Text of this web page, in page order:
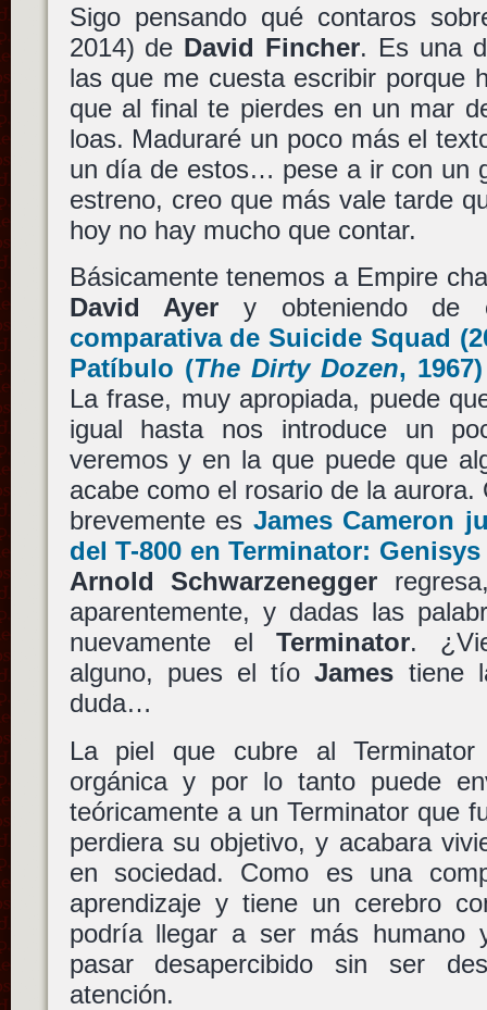
Sigo pensando qué contaros
2014) de David Fincher. Es una
las que me cuesta escribir porque
que al final te pierdes en un mar
loas. Maduraré un poco más el
un día de estos… pese a ir con un
estreno, creo que más vale tarde
hoy no hay mucho que contar.
Básicamente tenemos a Empire
David Ayer y obteniendo de
comparativa deSuicide Squad
Patíbulo (The Dirty Dozen,
La frase, muy apropiada, puede
igual hasta nos introduce un
veremos y en la que puede que
acabe como el rosario de la
brevemente es James Cameron
delT-800 enTerminator: Genisys
Arnold Schwarzenegger
aparentemente, y dadas las
nuevamente el Terminator.
alguno, pues el tíoJames tiene
duda…
La piel que cubre al
orgánica y por lo tanto puede
teóricamente a un Terminator que
perdiera su objetivo, y acabara
en sociedad. Como es una
aprendizaje y tiene un cerebro
podría llegar a ser más
pasar desapercibido sin ser
atención.